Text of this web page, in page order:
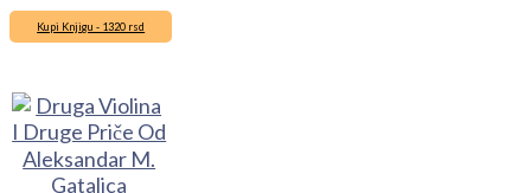
Kupi Knjigu - 1320 rsd